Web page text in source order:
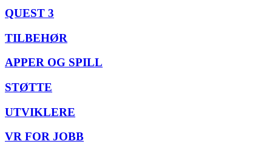
QUEST 3
TILBEHØR
APPER OG SPILL
STØTTE
UTVIKLERE
VR FOR JOBB